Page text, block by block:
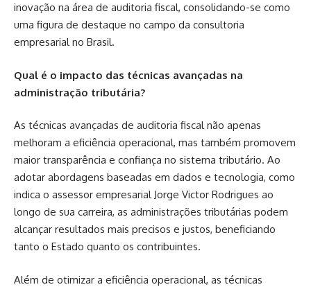
inovação na área de auditoria fiscal, consolidando-se como
uma figura de destaque no campo da consultoria
empresarial no Brasil.
Qual é o impacto das técnicas avançadas na
administração tributária?
As técnicas avançadas de auditoria fiscal não apenas
melhoram a eficiência operacional, mas também promovem
maior transparência e confiança no sistema tributário. Ao
adotar abordagens baseadas em dados e tecnologia, como
indica o assessor empresarial Jorge Victor Rodrigues ao
longo de sua carreira, as administrações tributárias podem
alcançar resultados mais precisos e justos, beneficiando
tanto o Estado quanto os contribuintes.
Além de otimizar a eficiência operacional, as técnicas